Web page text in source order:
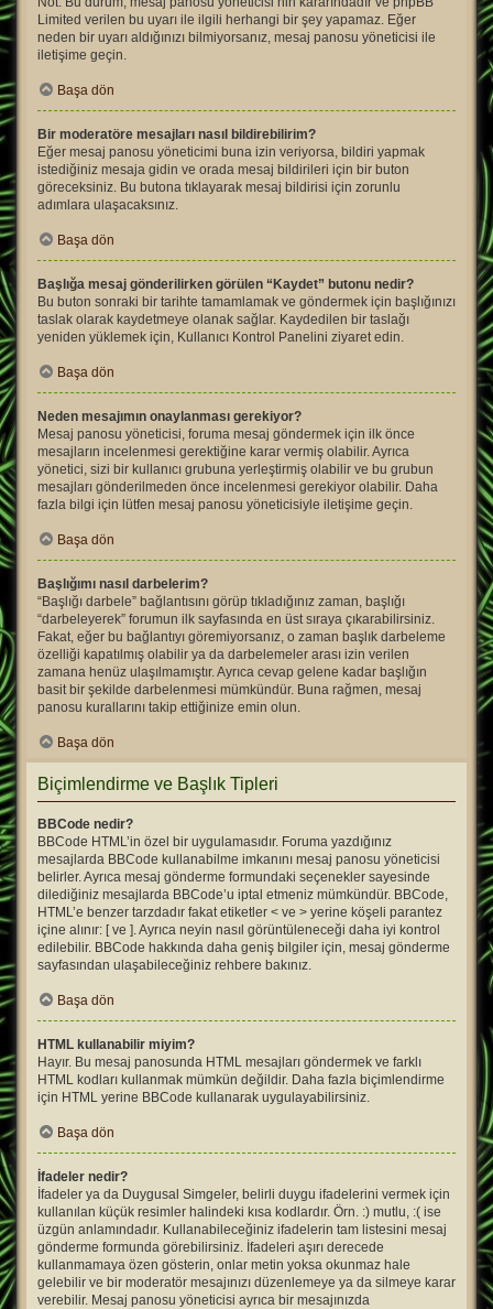
Limited verilen bu uyarı ile ilgili herhangi bir şey yapamaz. Eğer
neden bir uyarı aldığınızı bilmiyorsanız, mesaj panosu yöneticisi ile
iletişime geçin.
Başa dön
Bir moderatöre mesajları nasıl bildirebilirim?
Eğer mesaj panosu yöneticimi buna izin veriyorsa, bildiri yapmak
istediğiniz mesaja gidin ve orada mesaj bildirileri için bir buton
göreceksiniz. Bu butona tıklayarak mesaj bildirisi için zorunlu
adımlara ulaşacaksınız.
Başa dön
Başlığa mesaj gönderilirken görülen “Kaydet” butonu nedir?
Bu buton sonraki bir tarihte tamamlamak ve göndermek için başlığınızı
taslak olarak kaydetmeye olanak sağlar. Kaydedilen bir taslağı
yeniden yüklemek için, Kullanıcı Kontrol Panelini ziyaret edin.
Başa dön
Neden mesajımın onaylanması gerekiyor?
Mesaj panosu yöneticisi, foruma mesaj göndermek için ilk önce
mesajların incelenmesi gerektiğine karar vermiş olabilir. Ayrıca
yönetici, sizi bir kullanıcı grubuna yerleştirmiş olabilir ve bu grubun
mesajları gönderilmeden önce incelenmesi gerekiyor olabilir. Daha
fazla bilgi için lütfen mesaj panosu yöneticisiyle iletişime geçin.
Başa dön
Başlığımı nasıl darbelerim?
“Başlığı darbele” bağlantısını görüp tıkladığınız zaman, başlığı
“darbeleyerek” forumun ilk sayfasında en üst sıraya çıkarabilirsiniz.
Fakat, eğer bu bağlantıyı göremiyorsanız, o zaman başlık darbeleme
özelliği kapatılmış olabilir ya da darbelemeler arası izin verilen
zamana henüz ulaşılmamıştır. Ayrıca cevap gelene kadar başlığın
basit bir şekilde darbelenmesi mümkündür. Buna rağmen, mesaj
panosu kurallarını takip ettiğinize emin olun.
Başa dön
Biçimlendirme ve Başlık Tipleri
BBCode nedir?
BBCode HTML’in özel bir uygulamasıdır. Foruma yazdığınız
mesajlarda BBCode kullanabilme imkanını mesaj panosu yöneticisi
belirler. Ayrıca mesaj gönderme formundaki seçenekler sayesinde
dilediğiniz mesajlarda BBCode’u iptal etmeniz mümkündür. BBCode,
HTML’e benzer tarzdadır fakat etiketler < ve > yerine köşeli parantez
içine alınır: [ ve ]. Ayrıca neyin nasıl görüntüleneceği daha iyi kontrol
edilebilir. BBCode hakkında daha geniş bilgiler için, mesaj gönderme
sayfasından ulaşabileceğiniz rehbere bakınız.
Başa dön
HTML kullanabilir miyim?
Hayır. Bu mesaj panosunda HTML mesajları göndermek ve farklı
HTML kodları kullanmak mümkün değildir. Daha fazla biçimlendirme
için HTML yerine BBCode kullanarak uygulayabilirsiniz.
Başa dön
İfadeler nedir?
İfadeler ya da Duygusal Simgeler, belirli duygu ifadelerini vermek için
kullanılan küçük resimler halindeki kısa kodlardır. Örn. :) mutlu, :( ise
üzgün anlamındadır. Kullanabileceğiniz ifadelerin tam listesini mesaj
gönderme formunda görebilirsiniz. İfadeleri aşırı derecede
kullanmamaya özen gösterin, onlar metin yoksa okunmaz hale
gelebilir ve bir moderatör mesajınızı düzenlemeye ya da silmeye karar
verebilir. Mesaj panosu yöneticisi ayrıca bir mesajınızda